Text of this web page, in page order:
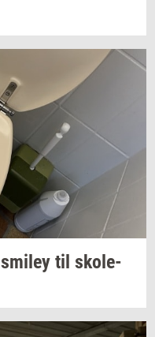
smiley til sko­le­